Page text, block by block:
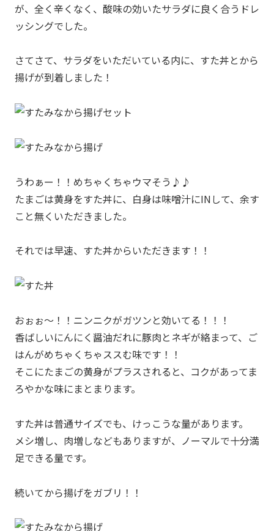
が、全く辛くなく、酸味の効いたサラダに良く合うドレ
ッシングでした。
さてさて、サラダをいただいている内に、すた丼とから
揚げが到着しました！
うわぁー！！めちゃくちゃウマそう♪♪
たまごは黄身をすた丼に、白身は味噌汁にINして、余す
こと無くいただきました。
それでは早速、すた丼からいただきます！！
おぉぉ～！！ニンニクがガツンと効いてる！！！
香ばしいにんにく醤油だれに豚肉とネギが絡まって、ご
はんがめちゃくちゃススむ味です！！
そこにたまごの黄身がプラスされると、コクがあってま
ろやかな味にまとまります。
すた丼は普通サイズでも、けっこうな量があります。
メシ増し、肉増しなどもありますが、ノーマルで十分満
足できる量です。
続いてから揚げをガブリ！！